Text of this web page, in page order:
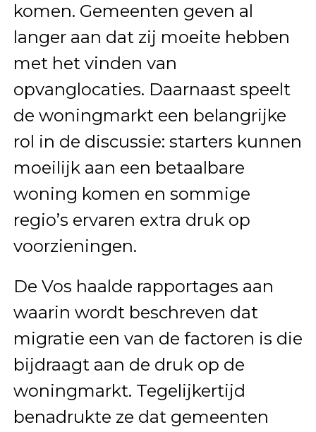
komen. Gemeenten geven al
langer aan dat zij moeite hebben
met het vinden van
opvanglocaties. Daarnaast speelt
de woningmarkt een belangrijke
rol in de discussie: starters kunnen
moeilijk aan een betaalbare
woning komen en sommige
regio’s ervaren extra druk op
voorzieningen.
De Vos haalde rapportages aan
waarin wordt beschreven dat
migratie een van de factoren is die
bijdraagt aan de druk op de
woningmarkt. Tegelijkertijd
benadrukte ze dat gemeenten